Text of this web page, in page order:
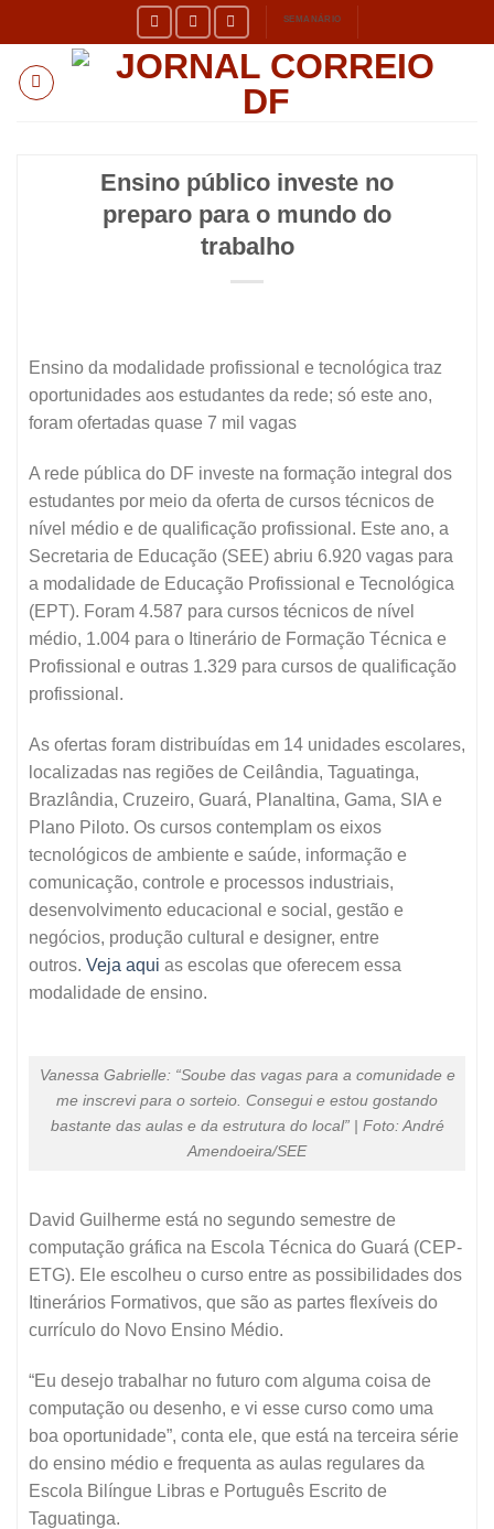
to
content
SEMANÁRIO
Ensino público investe no
preparo para o mundo do
trabalho
Ensino da modalidade profissional e tecnológica traz
oportunidades aos estudantes da rede; só este ano,
foram ofertadas quase 7 mil vagas
A rede pública do DF investe na formação integral dos
estudantes por meio da oferta de cursos técnicos de
nível médio e de qualificação profissional. Este ano, a
Secretaria de Educação (SEE) abriu 6.920 vagas para
a modalidade de Educação Profissional e Tecnológica
(EPT). Foram 4.587 para cursos técnicos de nível
médio, 1.004 para o Itinerário de Formação Técnica e
Profissional e outras 1.329 para cursos de qualificação
profissional.
As ofertas foram distribuídas em 14 unidades escolares,
localizadas nas regiões de Ceilândia, Taguatinga,
Brazlândia, Cruzeiro, Guará, Planaltina, Gama, SIA e
Plano Piloto. Os cursos contemplam os eixos
tecnológicos de ambiente e saúde, informação e
comunicação, controle e processos industriais,
desenvolvimento educacional e social, gestão e
negócios, produção cultural e designer, entre
outros. Veja aqui as escolas que oferecem essa
modalidade de ensino.
Vanessa Gabrielle: “Soube das vagas para a comunidade e
me inscrevi para o sorteio. Consegui e estou gostando
bastante das aulas e da estrutura do local” | Foto: André
Amendoeira/SEE
David Guilherme está no segundo semestre de
computação gráfica na Escola Técnica do Guará (CEP-
ETG). Ele escolheu o curso entre as possibilidades dos
Itinerários Formativos, que são as partes flexíveis do
currículo do Novo Ensino Médio.
“Eu desejo trabalhar no futuro com alguma coisa de
computação ou desenho, e vi esse curso como uma
boa oportunidade”, conta ele, que está na terceira série
do ensino médio e frequenta as aulas regulares da
Escola Bilíngue Libras e Português Escrito de
Taguatinga.